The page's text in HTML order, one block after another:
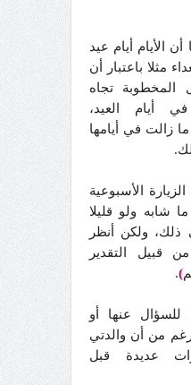
الأيام أيام عيد
مثلا باعتبار أن
المخطوبة تجاه
أيام العيد،
زالت في أيامها
الأسبوعية
شابه ولو قليلا
ذلك، ولكن أنظر
قبيل التقدير
)
.
للسؤال عنها أو
من أن والدتي
عديدة قبل